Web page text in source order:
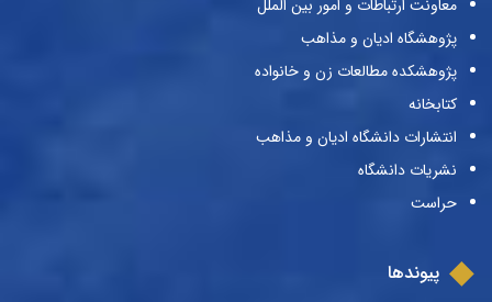
معاونت ارتباطات و امور بین الملل
پژوهشگاه ادیان و مذاهب
پژوهشکده مطالعات زن و خانواده
کتابخانه
انتشارات دانشگاه ادیان و مذاهب
نشریات دانشگاه
حراست
پیوندها